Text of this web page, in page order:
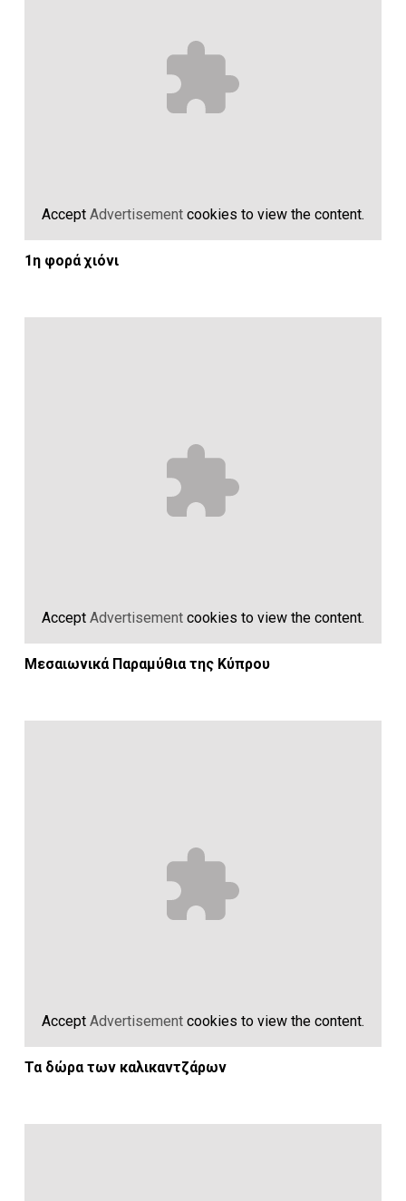
Accept Advertisement cookies to view the content.
1η φορά χιόνι
Accept Advertisement cookies to view the content.
Μεσαιωνικά Παραμύθια της Κύπρου
Accept Advertisement cookies to view the content.
Τα δώρα των καλικαντζάρων